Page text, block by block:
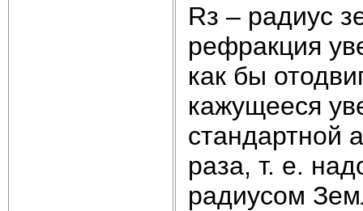
Rз – радиус
рефракция
как бы
кажущееся
стандартной
раза, т. е.
радиусом